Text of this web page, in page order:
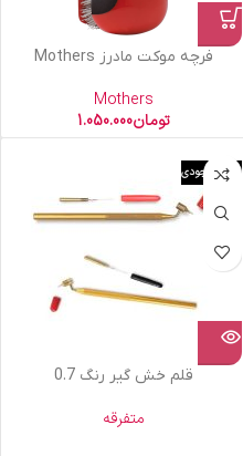
فرچه موکت مادرز Mothers
Mothers
تومان1.050.000
اتمام موجودی
قلم خش گیر رنگ 0.7
متفرقه